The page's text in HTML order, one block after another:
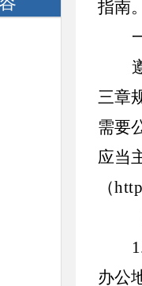
指南。
三章
需要
应当
（
办公